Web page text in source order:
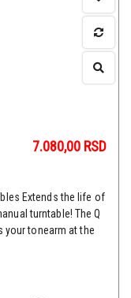
7.080,00 RSD
Extends the life of
turntable! The Q
your tonearm at the